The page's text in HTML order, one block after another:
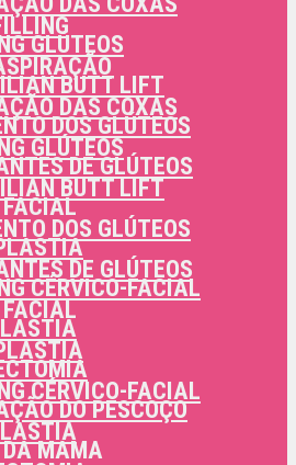
GLÚTEOS
BUTT LIFT
DOS GLÚTEOS
DE GLÚTEOS
CÉRVICO-FACIAL
DO PESCOÇO
DA MAMA
DAS COXAS
GLÚTEOS
BUTT LIFT
DOS GLÚTEOS
DE GLÚTEOS
CÉRVICO-FACIAL